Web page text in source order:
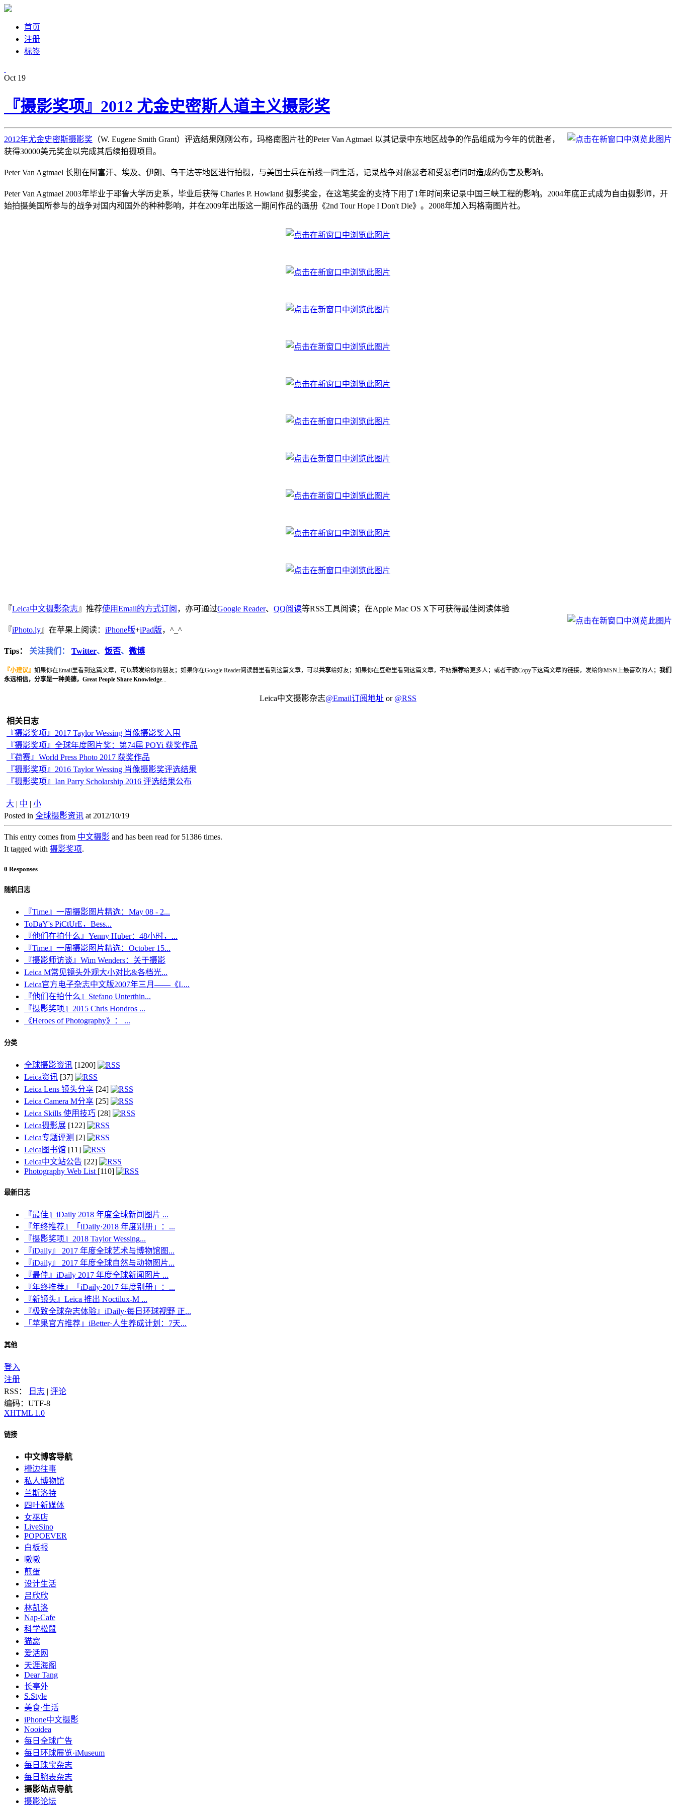
首页
注册
标签
Oct 19
『摄影奖项』2012 尤金史密斯人道主义摄影奖
2012年尤金史密斯摄影奖 （W. Eugene Smith Grant）评选结果刚刚公布，玛格南图片社的Peter Van Agtmael 以其记录中东地区战争的作品组成为今年的优胜者，
获得30000美元奖金以完成其后续拍摄项目。
Peter Van Agtmael 长期在阿富汗、埃及、伊朗、乌干达等地区进行拍摄，与美国士兵在前线一同生活，记录战争对施暴者和受暴者同时造成的伤害及影响。
Peter Van Agtmael 2003年毕业于耶鲁大学历史系，毕业后获得 Charles P. Howland 摄影奖金，在这笔奖金的支持下用了1年时间来记录中国三峡工程的影响。2004年底正式成为自由摄影师，开
始拍摄美国所参与的战争对国内和国外的种种影响，并在2009年出版这一期间作品的画册《2nd Tour Hope I Don't Die》。2008年加入玛格南图片社。
『Leica中文摄影杂志』推荐使用Email的方式订阅 ，亦可通过Google Reader、 QQ阅读等RSS工具阅读；在Apple Mac OS X下可获得最佳阅读体验
『iPhoto.ly』在苹果上阅读： iPhone版+iPad版，^_^
Tips： 关注我们： Twitter、 饭否、 微博
『小建议』 如果你在Email里看到这篇文章，可以转发给你的朋友；如果你在Google Reader阅读器里看到这篇文章，可以共享给好友；如果你在豆瓣里看到这篇文章，不妨推荐给更多人；或者干脆Copy下这篇文章的链接，发给你MSN上最喜欢的人； 我们
永远相信，分享是一种美德，Great People Share Knowledge...
Leica中文摄影杂志@Email订阅地址 or @RSS
相关日志
『摄影奖项』2017 Taylor Wessing 肖像摄影奖入围
『摄影奖项』全球年度图片奖：第74届 POYi 获奖作品
『荷赛』World Press Photo 2017 获奖作品
『摄影奖项』2016 Taylor Wessing 肖像摄影奖评选结果
『摄影奖项』Ian Parry Scholarship 2016 评选结果公布
大 | 中 | 小
Posted in 全球摄影资讯 at 2012/10/19
This entry comes from 中文摄影 and has been read for 51386 times.
It tagged with 摄影奖项.
0 Responses
随机日志
『Time』一周摄影图片精选：May 08 - 2...
ToDaY's PiCtUrE，Bess...
『他们在拍什么』Yenny Huber：48小时，...
『Time』一周摄影图片精选：October 15...
『摄影师访谈』Wim Wenders：关于摄影
Leica M常见镜头外观大小对比&各档光...
Leica官方电子杂志中文版2007年三月——《L...
『他们在拍什么』Stefano Unterthin...
『摄影奖项』2015 Chris Hondros ...
《Heroes of Photography》： ...
分类
全球摄影资讯 [1200]
Leica资讯 [37]
Leica Lens 镜头分享 [24]
Leica Camera M分享 [25]
Leica Skills 使用技巧 [28]
Leica摄影展 [122]
Leica专题评测 [2]
Leica图书馆 [11]
Leica中文站公告 [22]
Photography Web List [110]
最新日志
『最佳』iDaily 2018 年度全球新闻图片 ...
『年终推荐』「iDaily·2018 年度别册」：...
『摄影奖项』2018 Taylor Wessing...
『iDaily』 2017 年度全球艺术与博物馆图...
『iDaily』 2017 年度全球自然与动物图片...
『最佳』iDaily 2017 年度全球新闻图片 ...
『年终推荐』「iDaily·2017 年度别册」：...
『新镜头』Leica 推出 Noctilux-M ...
『极致全球杂志体验』iDaily·每日环球视野 正...
「苹果官方推荐」iBetter·人生养成计划：7天...
其他
登入
注册
RSS：
日志 | 评论
编码：UTF-8
XHTML 1.0
链接
中文博客导航
槽边往事
私人博物馆
兰斯洛特
四叶新媒体
女巫店
LiveSino
POPOEVER
白板报
嗷嗷
煎蛋
设计生活
吕欣欣
林凯洛
Nap-Cafe
科学松鼠
猫窝
爱活网
天涯海阁
Dear Tang
长亭外
S.Style
美食·生活
iPhone中文摄影
Nooidea
每日全球广告
每日环球展览·iMuseum
每日珠宝杂志
每日腕表杂志
摄影站点导航
摄影论坛